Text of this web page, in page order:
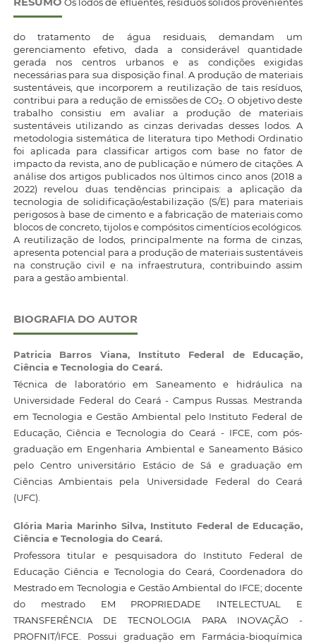
do tratamento de água residuais, demandam um
gerenciamento efetivo, dada a considerável quantidade
gerada nos centros urbanos e as condições exigidas
necessárias para sua disposição final. A produção de materiais
sustentáveis, que incorporem a reutilização de tais resíduos,
contribui para a redução de emissões de CO₂. O objetivo deste
trabalho consistiu em avaliar a produção de materiais
sustentáveis utilizando as cinzas derivadas desses lodos. A
metodologia sistemática de literatura tipo Methodi Ordinatio
foi aplicada para classificar artigos com base no fator de
impacto da revista, ano de publicação e número de citações. A
análise dos artigos publicados nos últimos cinco anos (2018 a
2022) revelou duas tendências principais: a aplicação da
tecnologia de solidificação/estabilização (S/E) para materiais
perigosos à base de cimento e a fabricação de materiais como
blocos de concreto, tijolos e compósitos cimentícios ecológicos.
A reutilização de lodos, principalmente na forma de cinzas,
apresenta potencial para a produção de materiais sustentáveis
na construção civil e na infraestrutura, contribuindo assim
para a gestão ambiental.
BIOGRAFIA DO AUTOR
Patricia Barros Viana, Instituto Federal de Educação,
Ciência e Tecnologia do Ceará.
Técnica de laboratório em Saneamento e hidráulica na
Universidade Federal do Ceará - Campus Russas. Mestranda
em Tecnologia e Gestão Ambiental pelo Instituto Federal de
Educação, Ciência e Tecnologia do Ceará - IFCE, com pós-
graduação em Engenharia Ambiental e Saneamento Básico
pelo Centro universitário Estácio de Sá e graduação em
Ciências Ambientais pela Universidade Federal do Ceará
(UFC).
Glória Maria Marinho Silva, Instituto Federal de Educação,
Ciência e Tecnologia do Ceará.
Professora titular e pesquisadora do Instituto Federal de
Educação Ciência e Tecnologia do Ceará, Coordenadora do
Mestrado em Tecnologia e Gestão Ambiental do IFCE; docente
do mestrado EM PROPRIEDADE INTELECTUAL E
TRANSFERÊNCIA DE TECNOLOGIA PARA INOVAÇÃO -
PROFNIT/IFCE. Possui graduação em Farmácia-bioquímica